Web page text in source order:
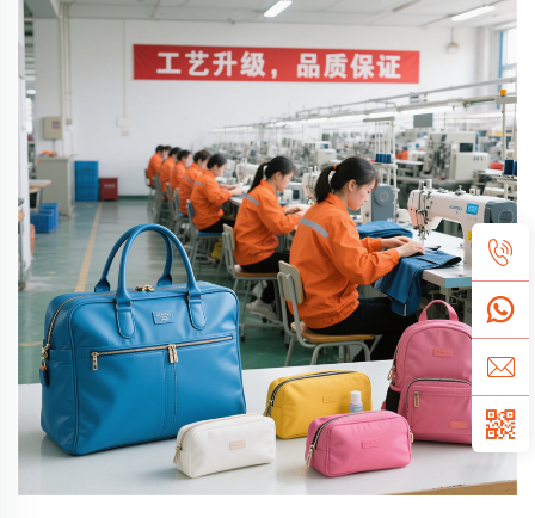
thông báo sự tham gia của mình tại Hội chợ Canton sắp tới,
một trong những hội chợ thương mại lớn nhất thế giới. Năm
nay, chúng tôi sẽ ...